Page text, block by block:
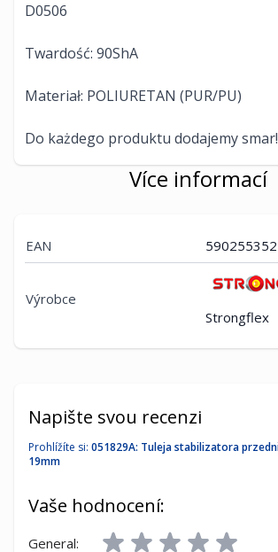
D0506
Twardość: 90ShA
Materiał: POLIURETAN (PUR/PU)
Do każdego produktu dodajemy smar!
Více informací
EAN
Výrobce
Strongflex
Napište svou recenzi
Prohlížíte si: 051829A: Tuleja stabilizatora
19mm
Vaše hodnocení:
General: